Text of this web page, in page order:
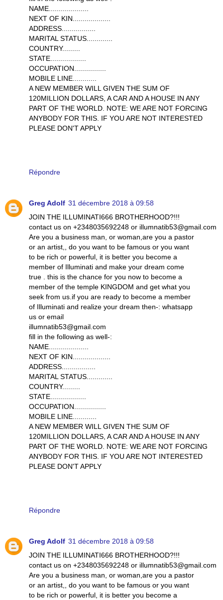
NAME....................
NEXT OF KIN...................
ADDRESS.................
MARITAL STATUS.............
COUNTRY.........
STATE..................
OCCUPATION................
MOBILE LINE............
A NEW MEMBER WILL GIVEN THE SUM OF
120MILLION DOLLARS, A CAR AND A HOUSE IN ANY
PART OF THE WORLD. NOTE: WE ARE NOT FORCING
ANYBODY FOR THIS. IF YOU ARE NOT INTERESTED
PLEASE DON'T APPLY
Répondre
Greg Adolf 31 décembre 2018 à 09:58
JOIN THE ILLUMINATI666 BROTHERHOOD?!!!
contact us on +2348035692248 or illumnatib53@gmail.com
Are you a business man, or woman,are you a pastor
or an artist,, do you want to be famous or you want
to be rich or powerful, it is better you become a
member of Illuminati and make your dream come
true . this is the chance for you now to become a
member of the temple KINGDOM and get what you
seek from us.if you are ready to become a member
of Illuminati and realize your dream then-: whatsapp
us or email
illumnatib53@gmail.com
fill in the following as well-:
NAME....................
NEXT OF KIN...................
ADDRESS.................
MARITAL STATUS.............
COUNTRY.........
STATE..................
OCCUPATION................
MOBILE LINE............
A NEW MEMBER WILL GIVEN THE SUM OF
120MILLION DOLLARS, A CAR AND A HOUSE IN ANY
PART OF THE WORLD. NOTE: WE ARE NOT FORCING
ANYBODY FOR THIS. IF YOU ARE NOT INTERESTED
PLEASE DON'T APPLY
Répondre
Greg Adolf 31 décembre 2018 à 09:58
JOIN THE ILLUMINATI666 BROTHERHOOD?!!!
contact us on +2348035692248 or illumnatib53@gmail.com
Are you a business man, or woman,are you a pastor
or an artist,, do you want to be famous or you want
to be rich or powerful, it is better you become a